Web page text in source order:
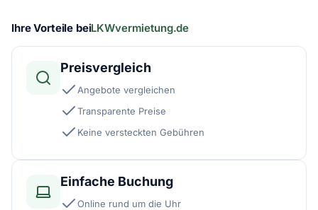
Ihre Vorteile beiLKWvermietung.de
Preisvergleich
Angebote vergleichen
Transparente Preise
Keine versteckten Gebühren
Einfache Buchung
Online rund um die Uhr